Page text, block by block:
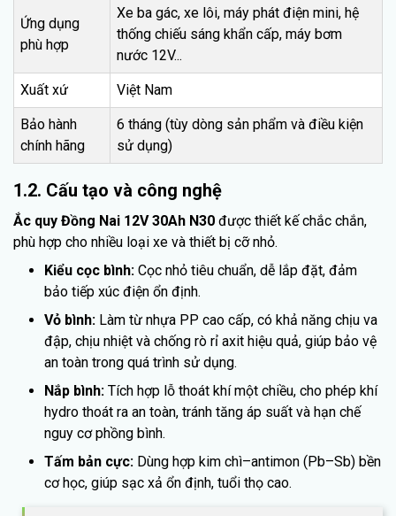
Ứng dụng
phù hợp
Xe ba gác, xe lôi, máy phát điện mini, hệ
thống chiếu sáng khẩn cấp, máy bơm
nước 12V...
Xuất xứ Việt Nam
Bảo hành
chính hãng
6 tháng (tùy dòng sản phẩm và điều kiện
sử dụng)
1.2. Cấu tạo và công nghệ
Ắc quy Đồng Nai 12V 30Ah N30 được thiết kế chắc chắn,
phù hợp cho nhiều loại xe và thiết bị cỡ nhỏ.
Kiểu cọc bình: Cọc nhỏ tiêu chuẩn, dễ lắp đặt, đảm
bảo tiếp xúc điện ổn định.
Vỏ bình: Làm từ nhựa PP cao cấp, có khả năng chịu va
đập, chịu nhiệt và chống rò rỉ axit hiệu quả, giúp bảo vệ
an toàn trong quá trình sử dụng.
Nắp bình: Tích hợp lỗ thoát khí một chiều, cho phép khí
hydro thoát ra an toàn, tránh tăng áp suất và hạn chế
nguy cơ phồng bình.
Tấm bản cực: Dùng hợp kim chì–antimon (Pb–Sb) bền
cơ học, giúp sạc xả ổn định, tuổi thọ cao.